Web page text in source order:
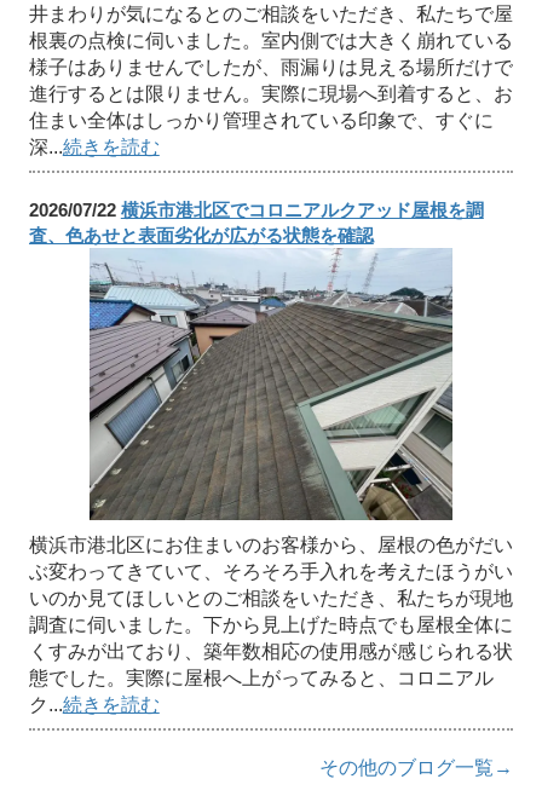
井まわりが気になるとのご相談をいただき、私たちで屋
根裏の点検に伺いました。室内側では大きく崩れている
様子はありませんでしたが、雨漏りは見える場所だけで
進行するとは限りません。実際に現場へ到着すると、お
住まい全体はしっかり管理されている印象で、すぐに
深...続きを読む
2026/07/22 横浜市港北区でコロニアルクアッド屋根を調
査、色あせと表面劣化が広がる状態を確認
横浜市港北区にお住まいのお客様から、屋根の色がだい
ぶ変わってきていて、そろそろ手入れを考えたほうがい
いのか見てほしいとのご相談をいただき、私たちが現地
調査に伺いました。下から見上げた時点でも屋根全体に
くすみが出ており、築年数相応の使用感が感じられる状
態でした。実際に屋根へ上がってみると、コロニアル
ク...続きを読む
その他のブログ一覧→